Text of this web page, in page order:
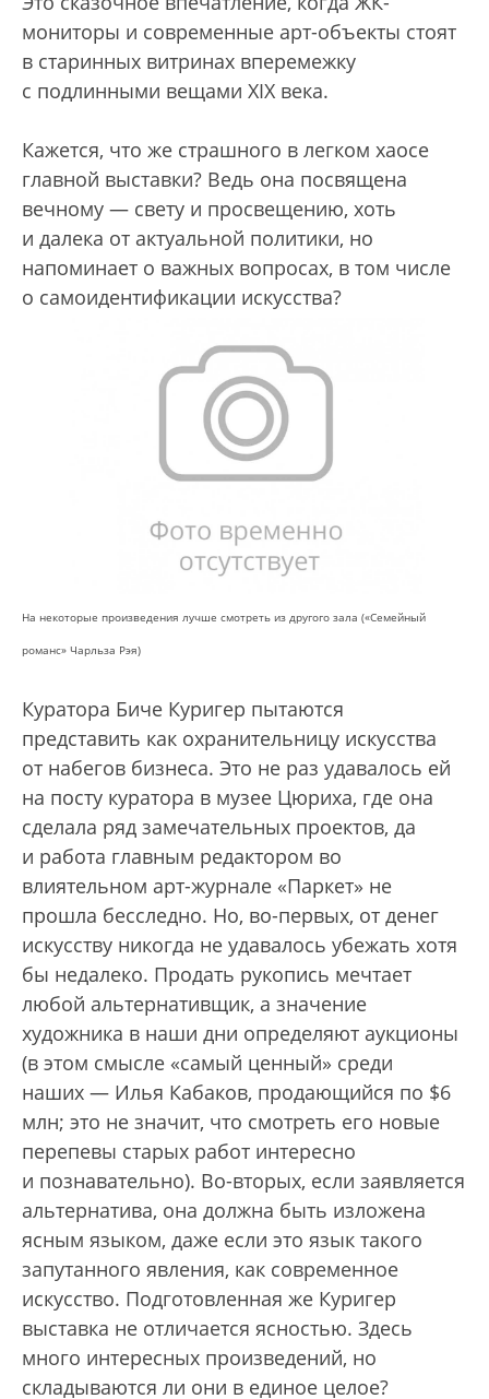
мониторы и современные арт-объекты стоят
в старинных витринах вперемежку
с подлинными вещами XIX века.
Кажется, что же страшного в легком хаосе
главной выставки? Ведь она посвящена
вечному — свету и просвещению, хоть
и далека от актуальной политики, но
напоминает о важных вопросах, в том числе
о самоидентификации искусства?
На некоторые произведения лучше смотреть из другого зала («Семейный
романс» Чарльза Рэя)
Куратора Биче Куригер пытаются
представить как охранительницу искусства
от набегов бизнеса. Это не раз удавалось ей
на посту куратора в музее Цюриха, где она
сделала ряд замечательных проектов, да
и работа главным редактором во
влиятельном арт-журнале «Паркет» не
прошла бесследно. Но, во-первых, от денег
искусству никогда не удавалось убежать хотя
бы недалеко. Продать рукопись мечтает
любой альтернативщик, а значение
художника в наши дни определяют аукционы
(в этом смысле «самый ценный» среди
наших — Илья Кабаков, продающийся по $6
млн; это не значит, что смотреть его новые
перепевы старых работ интересно
и познавательно). Во-вторых, если заявляется
альтернатива, она должна быть изложена
ясным языком, даже если это язык такого
запутанного явления, как современное
искусство. Подготовленная же Куригер
выставка не отличается ясностью. Здесь
много интересных произведений, но
складываются ли они в единое целое?